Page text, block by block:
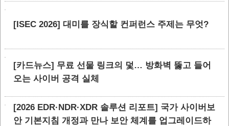
[ISEC 2026] 대미를 장식할 컨퍼런스 주제는 무엇?
[카드뉴스] 무료 선물 링크의 덫… 방화벽 뚫고 들어
오는 사이버 공격 실체
[2026 EDR·NDR·XDR 솔루션 리포트] 국가 사이버보
안 기본지침 개정과 만나 보안 체계를 업그레이드하